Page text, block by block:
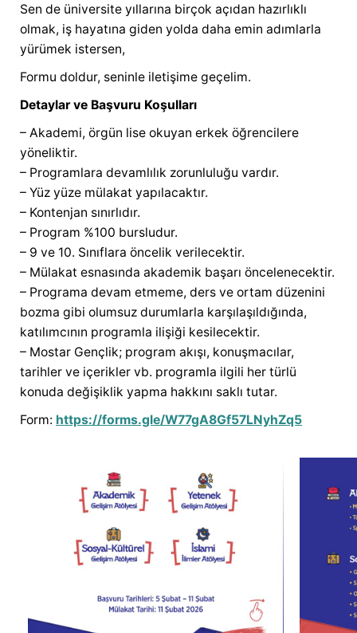
Sen de üniversite yıllarına birçok açıdan hazırlıklı
olmak, iş hayatına giden yolda daha emin adımlarla
yürümek istersen,
Formu doldur, seninle iletişime geçelim.
Detaylar ve Başvuru Koşulları
– Akademi, örgün lise okuyan erkek öğrencilere
yöneliktir.
– Programlara devamlılık zorunluluğu vardır.
– Yüz yüze mülakat yapılacaktır.
– Kontenjan sınırlıdır.
– Program %100 bursludur.
– 9 ve 10. Sınıflara öncelik verilecektir.
– Mülakat esnasında akademik başarı öncelenecektir.
– Programa devam etmeme, ders ve ortam düzenini
bozma gibi olumsuz durumlarla karşılaşıldığında,
katılımcının programla ilişiği kesilecektir.
– Mostar Gençlik; program akışı, konuşmacılar,
tarihler ve içerikler vb. programla ilgili her türlü
konuda değişiklik yapma hakkını saklı tutar.
Form: https://forms.gle/W77gA8Gf57LNyhZq5